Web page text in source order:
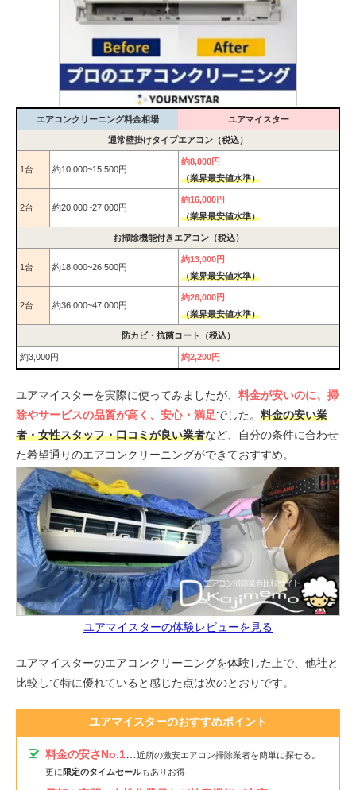
エアコンクリーニング料金相場 ユアマイスター
通常壁掛けタイプエアコン（税込）
1台 約10,000~15,500円
約8,000円
（業界最安値水準）
2台 約20,000~27,000円
約16,000円
（業界最安値水準）
お掃除機能付きエアコン（税込）
1台 約18,000~26,500円
約13,000円
（業界最安値水準）
2台 約36,000~47,000円
約26,000円
（業界最安値水準）
防カビ・抗菌コート（税込）
約3,000円 約2,200円
ユアマイスターを実際に使ってみましたが、 料金が安いのに、掃
除やサービスの品質が高く、安心・満足でした。 料金の安い業
者・女性スタッフ・口コミが良い業者など、自分の条件に合わせ
た希望通りのエアコンクリーニングができておすすめ。
ユアマイスターの体験レビューを見る
ユアマイスターのエアコンクリーニングを体験した上で、他社と
比較して特に優れていると感じた点は次のとおりです。
ユアマイスターのおすすめポイント
料金の安さNo.1…近所の激安エアコン掃除業者を簡単に探せる。
更に 限定のタイムセールもありお得